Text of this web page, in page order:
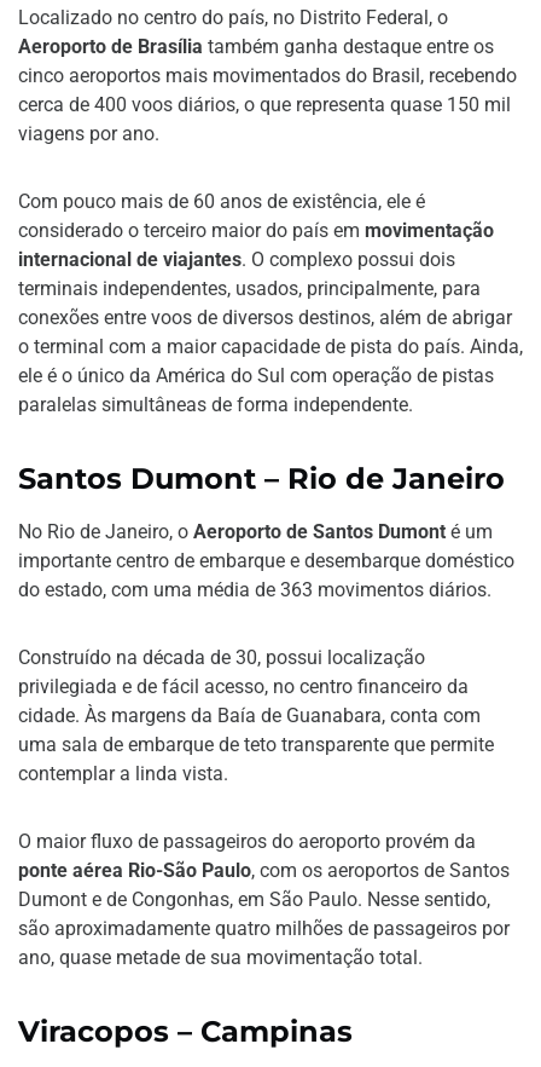
Localizado no centro do país, no Distrito Federal, o
Aeroporto de Brasília também ganha destaque entre os
cinco aeroportos mais movimentados do Brasil, recebendo
cerca de 400 voos diários, o que representa quase 150 mil
viagens por ano.
Com pouco mais de 60 anos de existência, ele é
considerado o terceiro maior do país em movimentação
internacional de viajantes. O complexo possui dois
terminais independentes, usados, principalmente, para
conexões entre voos de diversos destinos, além de abrigar
o terminal com a maior capacidade de pista do país. Ainda,
ele é o único da América do Sul com operação de pistas
paralelas simultâneas de forma independente.
Santos Dumont – Rio de Janeiro
No Rio de Janeiro, o Aeroporto de Santos Dumont é um
importante centro de embarque e desembarque doméstico
do estado, com uma média de 363 movimentos diários.
Construído na década de 30, possui localização
privilegiada e de fácil acesso, no centro financeiro da
cidade. Às margens da Baía de Guanabara, conta com
uma sala de embarque de teto transparente que permite
contemplar a linda vista.
O maior fluxo de passageiros do aeroporto provém da
ponte aérea Rio-São Paulo, com os aeroportos de Santos
Dumont e de Congonhas, em São Paulo. Nesse sentido,
são aproximadamente quatro milhões de passageiros por
ano, quase metade de sua movimentação total.
Viracopos – Campinas